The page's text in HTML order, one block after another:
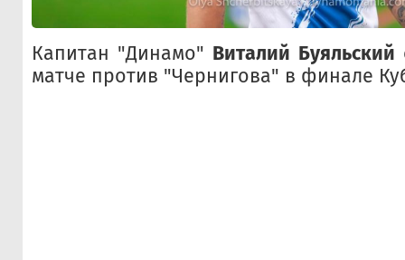
Капитан "Динамо" Виталий Буяльский
матче против "Чернигова" в финале